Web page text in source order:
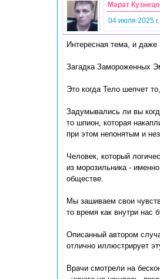
Марат
04 июля 2025
Интересная тема, и даже
Загадка Замороженных
Это когда Тело шепчет
Задумывались ли вы
то шпион, которая
при этом непонятым и
Человек, который
из морозильника -
обществе.
Мы зашиваем свои
то время как внутри нас
Описанный автором
отлично иллюстрирует
Врачи смотрели на